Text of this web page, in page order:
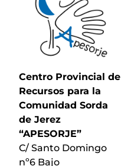
Centro Provincial de
Recursos para la
Comunidad Sorda
de Jerez
“APESORJE”
C/ Santo Domingo
nº6 Bajo